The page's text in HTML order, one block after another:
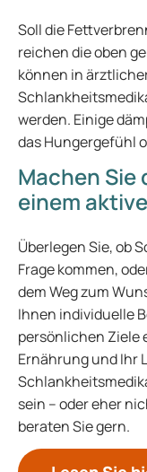
Soll die
reichen die oben
können in
werden. Einige
das Hungergefühl
Machen Sie
einem
Überlegen Sie, ob
Frage kommen,
dem Weg zum
Ihnen individuelle
persönlichen Ziele
Ernährung und Ihr
sein – oder eher
beraten Sie gern.